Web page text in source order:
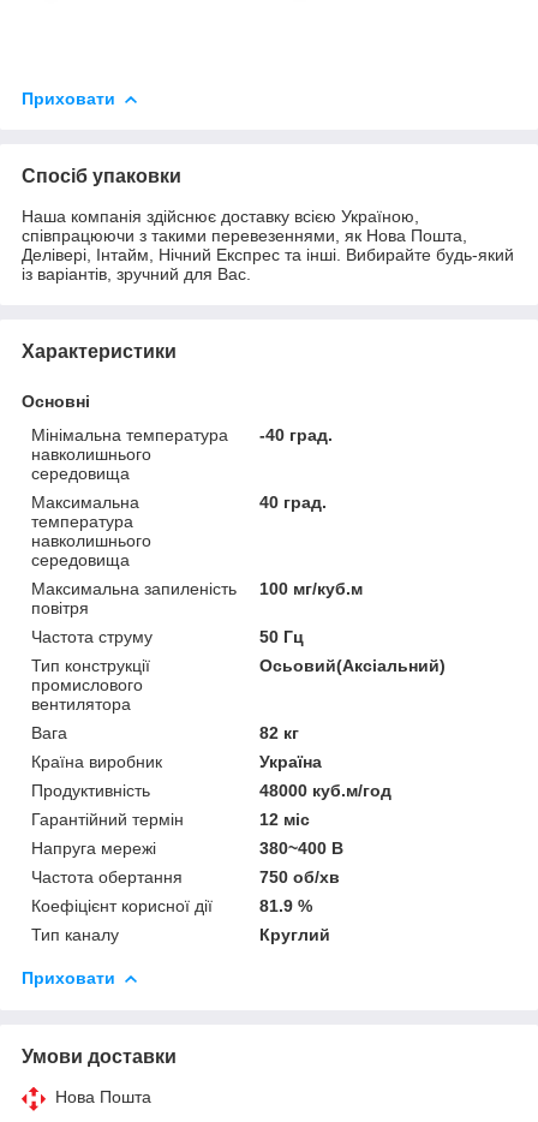
Приховати
Спосіб упаковки
Наша компанія здійснює доставку всією Україною,
співпрацюючи з такими перевезеннями, як Нова Пошта,
Делівері, Інтайм, Нічний Експрес та інші. Вибирайте будь-який
із варіантів, зручний для Вас.
Характеристики
Основні
Мінімальна температура
навколишнього
середовища
-40 град.
Максимальна
температура
навколишнього
середовища
40 град.
Максимальна запиленість
повітря
100 мг/куб.м
Частота струму
50 Гц
Тип конструкції
промислового
вентилятора
Осьовий(Аксіальний)
Вага
82 кг
Країна виробник
Україна
Продуктивність
48000 куб.м/год
Гарантійний термін
12 міс
Напруга мережі
380~400 В
Частота обертання
750 об/хв
Коефіцієнт корисної дії
81.9 %
Тип каналу
Круглий
Приховати
Умови доставки
Нова Пошта